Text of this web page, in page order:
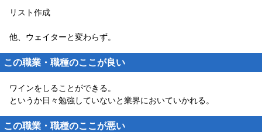
リスト作成
他、ウェイターと変わらず。
この職業・職種のここが良い
ワインをしることができる。
というか日々勉強していないと業界においていかれる。
この職業・職種のここが悪い